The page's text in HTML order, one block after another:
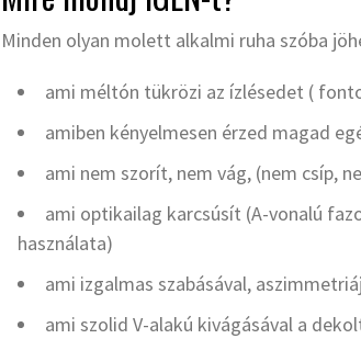
Minden olyan molett alkalmi ruha szóba
ami méltón tükrözi az ízlésedet (
amiben kényelmesen érzed magad
ami nem szorít, nem vág, (nem csíp,
ami optikailag karcsúsít (A-vonalú
használata)
ami izgalmas szabásával,
ami szolid V-alakú kivágásával a